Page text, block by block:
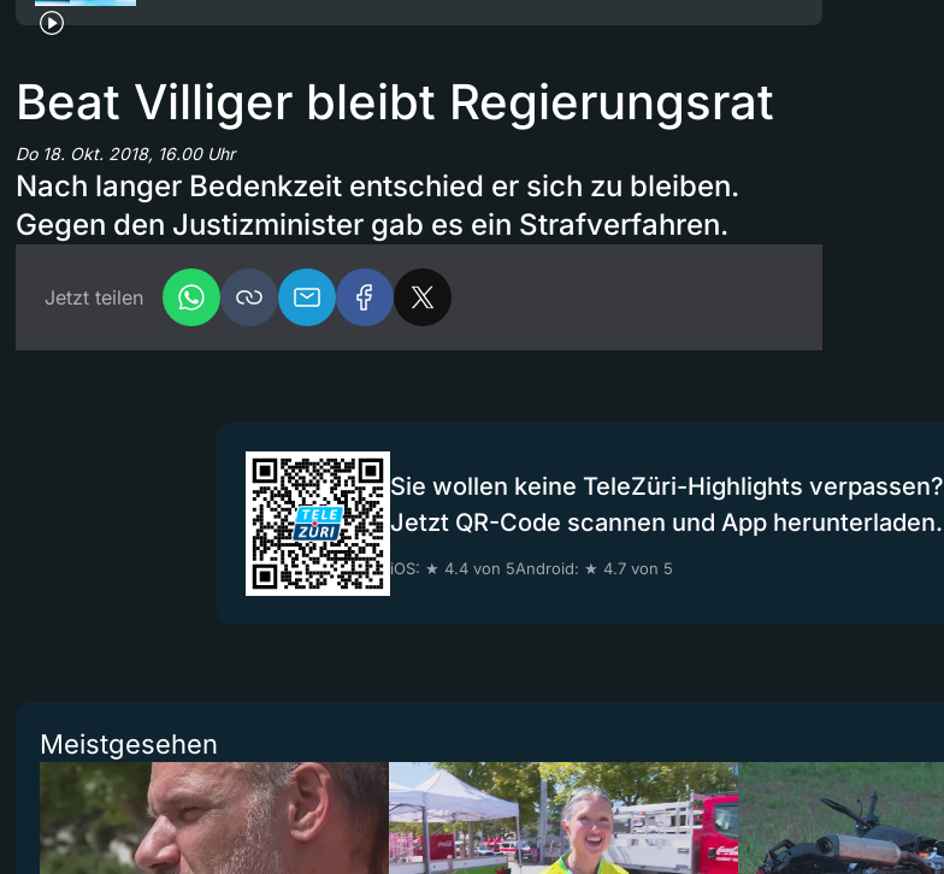
Beat Villiger bleibt Regierungsrat
Do 18. Okt. 2018, 16.00 Uhr
Nach langer Bedenkzeit entschied er sich zu bleiben.
Gegen den Justizminister gab es ein Strafverfahren.
Jetzt teilen
Sie wollen keine TeleZüri-Highlights verpassen?
Jetzt QR-Code scannen und App herunterladen.
iOS: ★ 4.4 von 5Android: ★ 4.7 von 5
Meistgesehen